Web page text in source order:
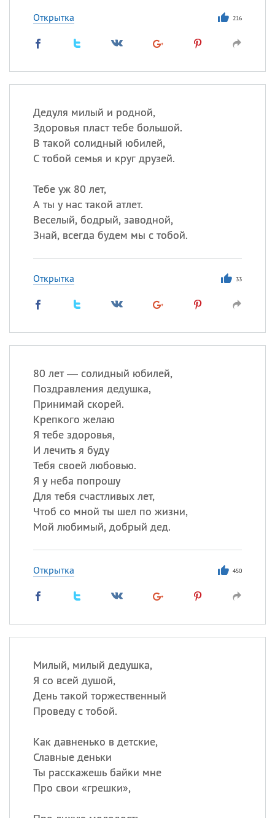
Открытка 216
Дедуля милый и родной,
Здоровья пласт тебе большой.
В такой солидный юбилей,
С тобой семья и круг друзей.
Тебе уж 80 лет,
А ты у нас такой атлет.
Веселый, бодрый, заводной,
Знай, всегда будем мы с тобой.
Открытка 33
80 лет — солидный юбилей,
Поздравления дедушка,
Принимай скорей.
Крепкого желаю
Я тебе здоровья,
И лечить я буду
Тебя своей любовью.
Я у неба попрошу
Для тебя счастливых лет,
Чтоб со мной ты шел по жизни,
Мой любимый, добрый дед.
Открытка 450
Милый, милый дедушка,
Я со всей душой,
День такой торжественный
Проведу с тобой.
Как давненько в детские,
Славные деньки
Ты расскажешь байки мне
Про свои «грешки»,